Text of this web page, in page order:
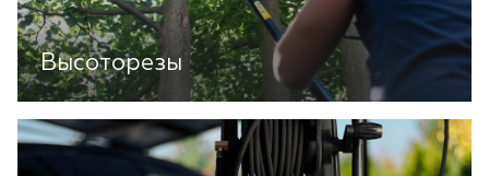
Высоторезы